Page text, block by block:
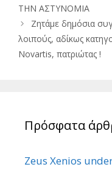
ΤΗΝ ΑΣΤΥΝΟΜΙΑ
Ζητάμε δημόσια
λοιπούς, αδίκως
Novartis, πατριώτας !
Πρόσφατα
Zeus Xenios